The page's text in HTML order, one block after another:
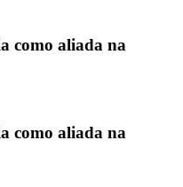
como aliada na
como aliada na